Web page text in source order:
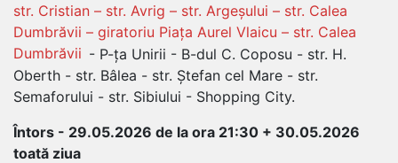
str. Cristian – str. Avrig – str. Argeșului – str. Calea
Dumbrăvii – giratoriu Piața Aurel Vlaicu – str. Calea
Dumbrăvii - P-ța Unirii - B-dul C. Coposu - str. H.
Oberth - str. Bâlea - str. Ștefan cel Mare - str.
Semaforului - str. Sibiului - Shopping City.
Întors - 29.05.2026 de la ora 21:30 + 30.05.2026
toată ziua